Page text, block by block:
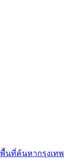
นที่ค้นหากรุงเทพ